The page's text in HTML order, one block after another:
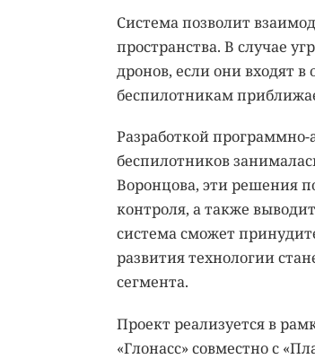
Система позволит
пространства. В случае
дронов, если они входят
беспилотникам
Разработкой
беспилотников
Воронцова, эти решения
контроля, а также
система сможет
развития технологии
сегмента.
Проект реализуется в
«Глонасс» совместно с